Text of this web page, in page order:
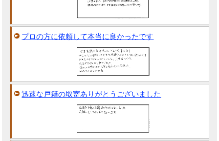
プロの方に依頼して本当に良かったです
迅速な戸籍の取寄ありがとうございました